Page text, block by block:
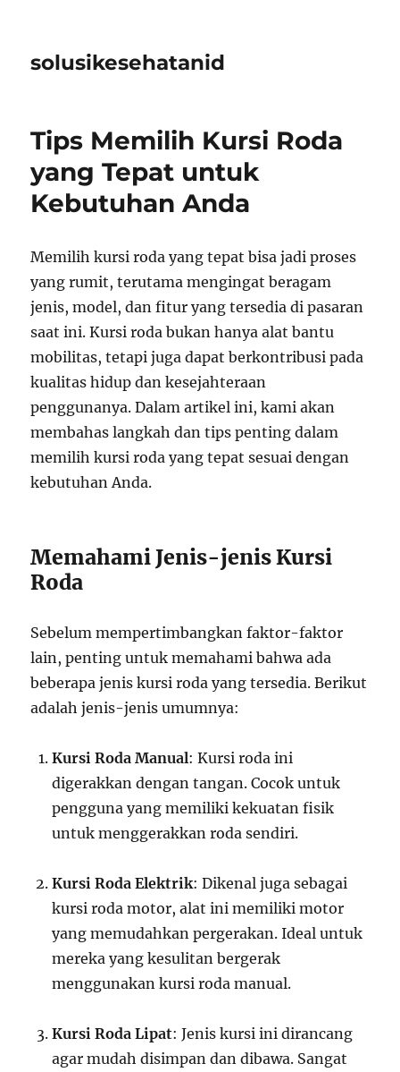
solusikesehatanid
Tips Memilih Kursi Roda
yang Tepat untuk
Kebutuhan Anda
Memilih kursi roda yang tepat bisa jadi proses
yang rumit, terutama mengingat beragam
jenis, model, dan fitur yang tersedia di pasaran
saat ini. Kursi roda bukan hanya alat bantu
mobilitas, tetapi juga dapat berkontribusi pada
kualitas hidup dan kesejahteraan
penggunanya. Dalam artikel ini, kami akan
membahas langkah dan tips penting dalam
memilih kursi roda yang tepat sesuai dengan
kebutuhan Anda.
Memahami Jenis-jenis Kursi
Roda
Sebelum mempertimbangkan faktor-faktor
lain, penting untuk memahami bahwa ada
beberapa jenis kursi roda yang tersedia. Berikut
adalah jenis-jenis umumnya:
Kursi Roda Manual: Kursi roda ini
digerakkan dengan tangan. Cocok untuk
pengguna yang memiliki kekuatan fisik
untuk menggerakkan roda sendiri.
Kursi Roda Elektrik: Dikenal juga sebagai
kursi roda motor, alat ini memiliki motor
yang memudahkan pergerakan. Ideal untuk
mereka yang kesulitan bergerak
menggunakan kursi roda manual.
Kursi Roda Lipat: Jenis kursi ini dirancang
agar mudah disimpan dan dibawa. Sangat